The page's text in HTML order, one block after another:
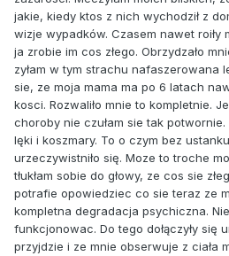
jakie, kiedy ktos z nich wychodził z
wizje wypadków. Czasem nawet roiły
ja zrobie im cos złego. Obrzydzało
zyłam w tym strachu nafaszerowana
sie, ze moja mama ma po 6 latach
kosci. Rozwaliło mnie to kompletnie.
choroby nie czułam sie tak potwornie.
lęki i koszmary. To o czym bez
urzeczywistniło się. Moze to troche
tłukłam sobie do głowy, ze cos sie
potrafie opowiedziec co sie teraz ze
kompletna degradacja psychiczna.
funkcjonowac. Do tego dołączyły się
przyjdzie i ze mnie obserwuje z ciała